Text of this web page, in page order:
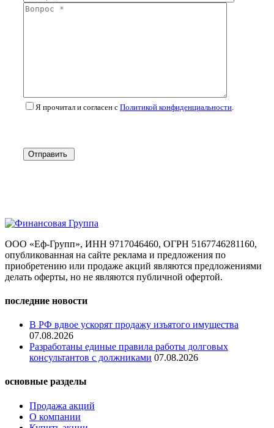
Я прочитал и согласен с Политикой конфиденциальности
Отправить
ООО «Еф-Групп», ИНН 9717046460, ОГРН 5167746281160,
опубликованная на сайте реклама и предложения по
приобретению или продаже акций являются предложениями
делать оферты, но не являются публичной офертой.
последние новости
В РФ вдвое ускорят продажу изъятого имущества
07.08.2026
Разработаны единые правила работы долговых
консультантов с должниками 07.08.2026
основные разделы
Продажа акций
О компании